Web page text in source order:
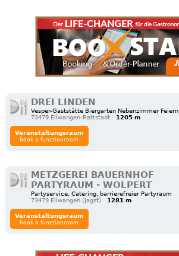
DREI LINDEN
Vesper-Gaststätte Biergarten Nebenzimmer Feiern
73479 Ellwangen-Rattstadt
1205 m
Veranstaltungsraum
book a functionroom
METZGEREI BAUERNHOF
PARTYRAUM - WOLPERT
Partyservice, Catering, barrierefreier Partyraum
73479 Ellwangen (Jagst)
1281 m
Veranstaltungsraum
book a functionroom